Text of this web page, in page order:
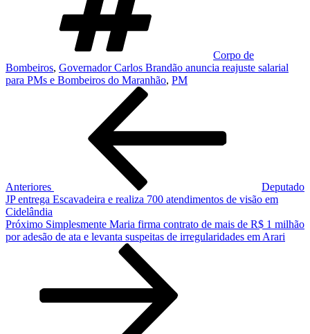
Corpo de
Bombeiros, Governador Carlos Brandão anuncia reajuste salarial
para PMs e Bombeiros do Maranhão, PM
Anteriores
Deputado
JP entrega Escavadeira e realiza 700 atendimentos de visão em
Cidelândia
Próximo
post
Próximo Simplesmente Maria firma contrato de mais de R$ 1 milhão
por adesão de ata e levanta suspeitas de irregularidades em Arari